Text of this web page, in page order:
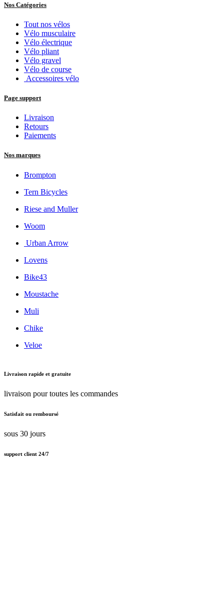
Nos Catégories
Tout nos vélos
Vélo musculaire
Vélo électrique
Vélo pliant
Vélo gravel
Vélo de course
Accessoires vélo
Page support
Livraison
Retours
Paiements
Nos marques
Brompton
Tern Bicycles
Riese and Muller
Woom
Urban Arrow
Lovens
Bike43
Moustache
Muli
Chike
Veloe
Livraison rapide et gratuite
livraison pour toutes les commandes
Satisfait ou remboursé
sous 30 jours
support client 24/7